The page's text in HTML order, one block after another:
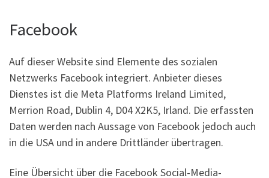
Facebook
Auf dieser Website sind Elemente des sozialen
Netzwerks Facebook integriert. Anbieter dieses
Dienstes ist die Meta Platforms Ireland Limited,
Merrion Road, Dublin 4, D04 X2K5, Irland. Die erfassten
Daten werden nach Aussage von Facebook jedoch auch
in die USA und in andere Drittländer übertragen.
Eine Übersicht über die Facebook Social-Media-